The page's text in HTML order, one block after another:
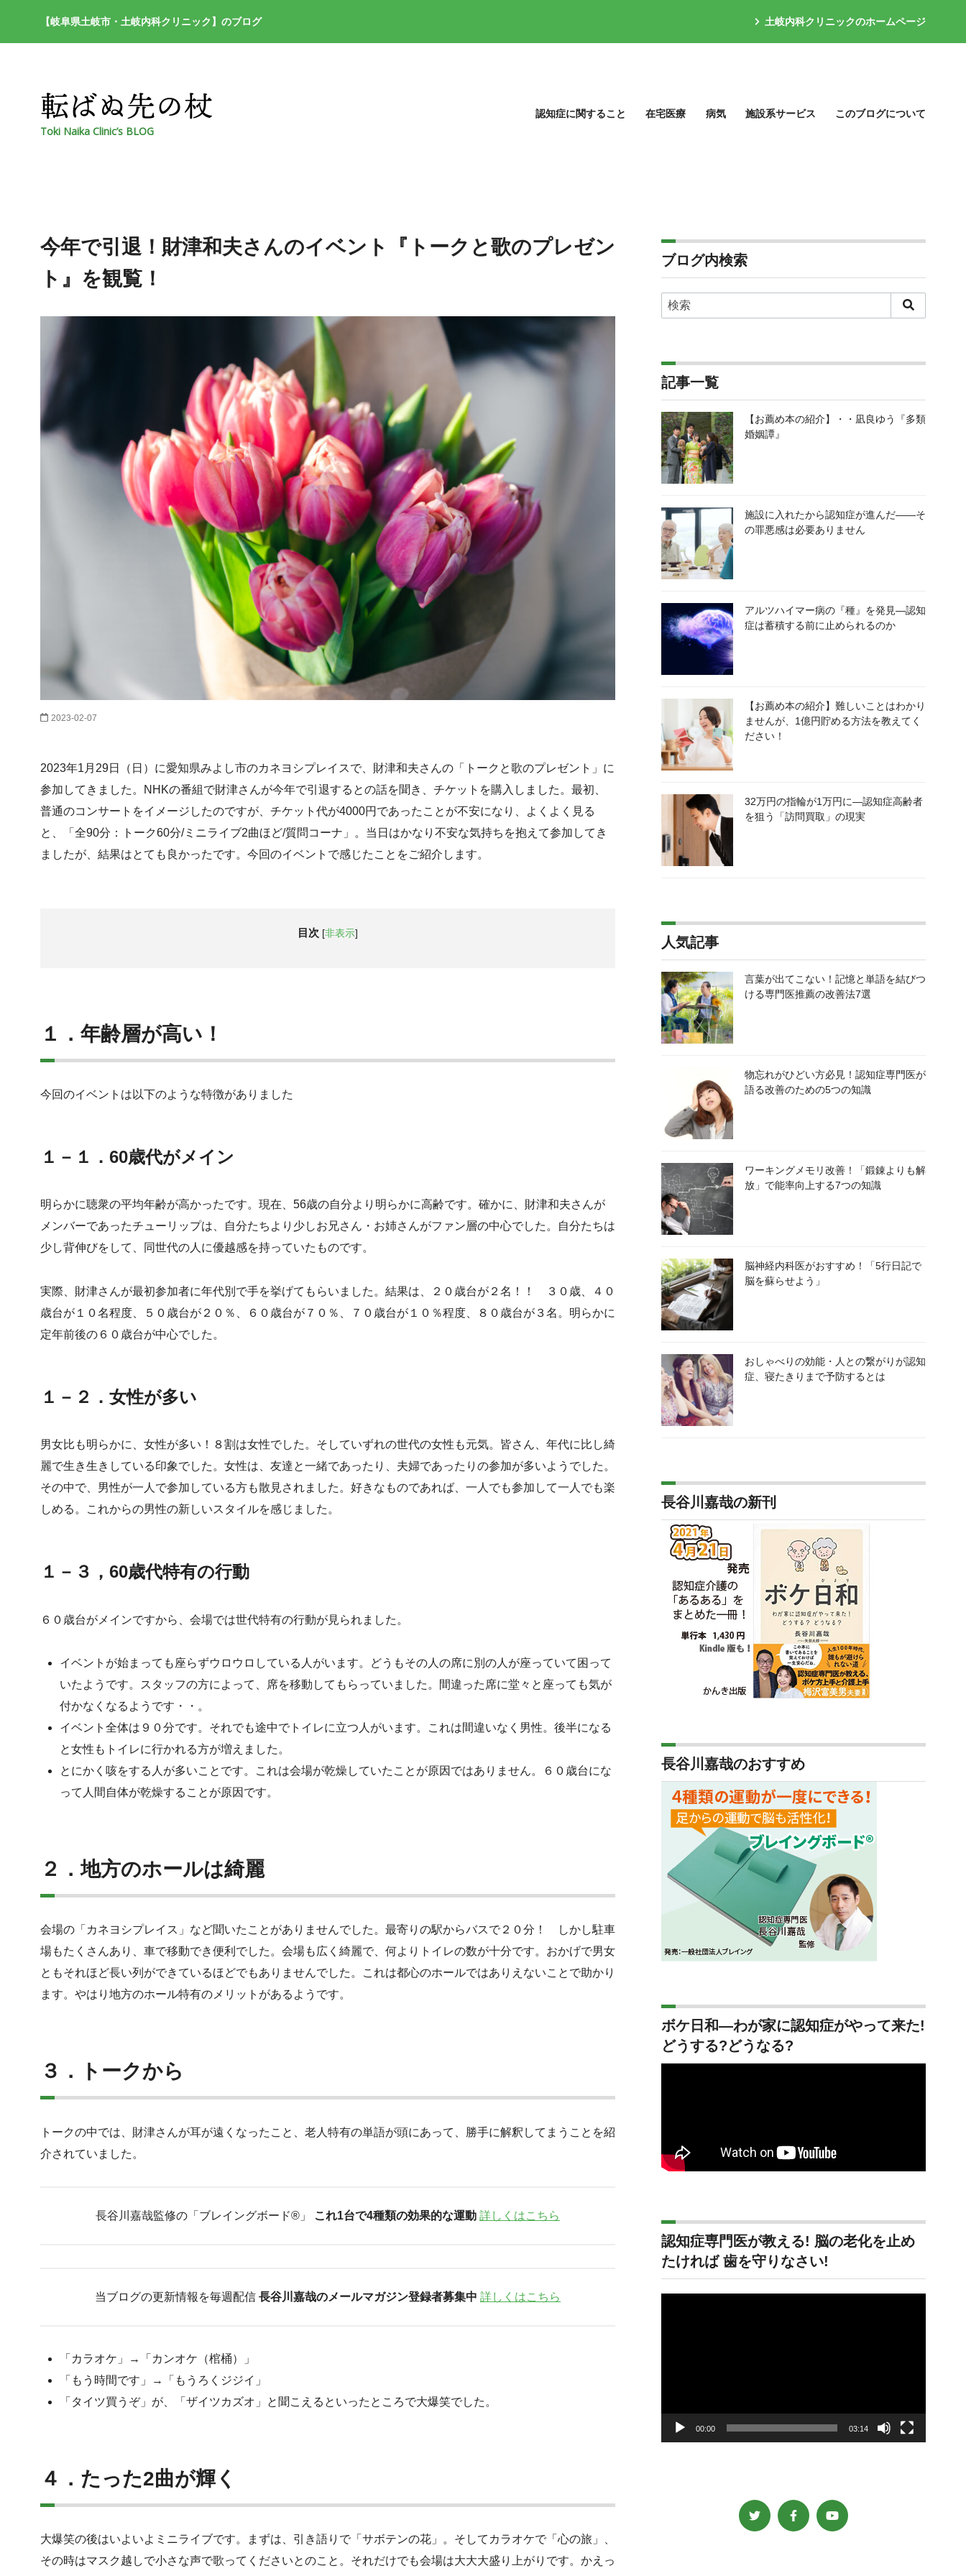
【岐阜県土岐市・土岐内科クリニック】のブログ 土岐内科クリニックのホームページ
Toki Naika Clinic’s BLOG
認知症に関すること 在宅医療 病気 施設系サービス このブログについて
今年で引退！財津和夫さんのイベント『トークと歌のプレゼン
ト』を観覧！
2023-02-07
2023年1月29日（日）に愛知県みよし市のカネヨシプレイスで、財津和夫さんの「トークと歌のプレゼント」に
参加してきました。NHKの番組で財津さんが今年で引退するとの話を聞き、チケットを購入しました。最初、
普通のコンサートをイメージしたのですが、チケット代が4000円であったことが不安になり、よくよく見る
と、「全90分：トーク60分/ミニライブ2曲ほど/質問コーナ」。当日はかなり不安な気持ちを抱えて参加してき
ましたが、結果はとても良かったです。今回のイベントで感じたことをご紹介します。
目次 [非表示]
１．年齢層が高い！
今回のイベントは以下のような特徴がありました
１－１．60歳代がメイン
明らかに聴衆の平均年齢が高かったです。現在、56歳の自分より明らかに高齢です。確かに、財津和夫さんが
メンバーであったチューリップは、自分たちより少しお兄さん・お姉さんがファン層の中心でした。自分たちは
少し背伸びをして、同世代の人に優越感を持っていたものです。
実際、財津さんが最初参加者に年代別で手を挙げてもらいました。結果は、２０歳台が２名！！ ３０歳、４０
歳台が１０名程度、５０歳台が２０％、６０歳台が７０％、７０歳台が１０％程度、８０歳台が３名。明らかに
定年前後の６０歳台が中心でした。
１－２．女性が多い
男女比も明らかに、女性が多い！８割は女性でした。そしていずれの世代の女性も元気。皆さん、年代に比し綺
麗で生き生きしている印象でした。女性は、友達と一緒であったり、夫婦であったりの参加が多いようでした。
その中で、男性が一人で参加している方も散見されました。好きなものであれば、一人でも参加して一人でも楽
しめる。これからの男性の新しいスタイルを感じました。
１－３，60歳代特有の行動
６０歳台がメインですから、会場では世代特有の行動が見られました。
イベントが始まっても座らずウロウロしている人がいます。どうもその人の席に別の人が座っていて困って
いたようです。スタッフの方によって、席を移動してもらっていました。間違った席に堂々と座っても気が
付かなくなるようです・・。
イベント全体は９０分です。それでも途中でトイレに立つ人がいます。これは間違いなく男性。後半になる
と女性もトイレに行かれる方が増えました。
とにかく咳をする人が多いことです。これは会場が乾燥していたことが原因ではありません。６０歳台にな
って人間自体が乾燥することが原因です。
２．地方のホールは綺麗
会場の「カネヨシプレイス」など聞いたことがありませんでした。最寄りの駅からバスで２０分！ しかし駐車
場もたくさんあり、車で移動でき便利でした。会場も広く綺麗で、何よりトイレの数が十分です。おかげで男女
ともそれほど長い列ができているほどでもありませんでした。これは都心のホールではありえないことで助かり
ます。やはり地方のホール特有のメリットがあるようです。
３．トークから
トークの中では、財津さんが耳が遠くなったこと、老人特有の単語が頭にあって、勝手に解釈してまうことを紹
介されていました。
長谷川嘉哉監修の「ブレイングボード®︎」 これ1台で4種類の効果的な運動 詳しくはこちら
当ブログの更新情報を毎週配信 長谷川嘉哉のメールマガジン登録者募集中 詳しくはこちら
「カラオケ」→「カンオケ（棺桶）」
「もう時間です」→「もうろくジジイ」
「タイツ買うぞ」が、「ザイツカズオ」と聞こえるといったところで大爆笑でした。
４．たった2曲が輝く
大爆笑の後はいよいよミニライブです。まずは、引き語りで「サボテンの花」。そしてカラオケで「心の旅」、
その時はマスク越しで小さな声で歌ってくださいとのこと。それだけでも会場は大大大盛り上がりです。かえっ
ブログ内検索
記事一覧
【お薦め本の紹介】・・凪良ゆう『多類
婚姻譚』
施設に入れたから認知症が進んだ――そ
の罪悪感は必要ありません
アルツハイマー病の『種』を発見―認知
症は蓄積する前に止められるのか
【お薦め本の紹介】難しいことはわかり
ませんが、1億円貯める方法を教えてく
ださい！
32万円の指輪が1万円に―認知症高齢者
を狙う「訪問買取」の現実
人気記事
言葉が出てこない！記憶と単語を結びつ
ける専門医推薦の改善法7選
物忘れがひどい方必見！認知症専門医が
語る改善のための5つの知識
ワーキングメモリ改善！「鍛錬よりも解
放」で能率向上する7つの知識
脳神経内科医がおすすめ！「5行日記で
脳を蘇らせよう」
おしゃべりの効能・人との繋がりが認知
症、寝たきりまで予防するとは
長谷川嘉哉の新刊
長谷川嘉哉のおすすめ
ボケ日和―わが家に認知症がやって来た!
どうする?どうなる?
認知症専門医が教える! 脳の老化を止め
たければ 歯を守りなさい!
00:00 03:14